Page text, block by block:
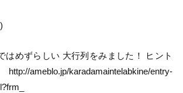
はめずらしい 大行列をみました！ ヒント
ameblo.jp/karadamaintelabkine/entry-